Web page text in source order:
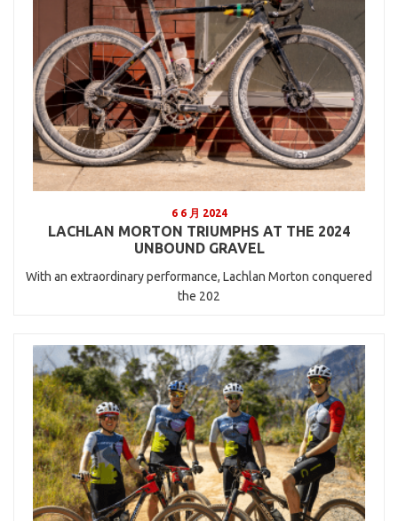
6 6 月 2024
LACHLAN MORTON TRIUMPHS AT THE 2024
UNBOUND GRAVEL
With an extraordinary performance, Lachlan Morton conquered
the 202